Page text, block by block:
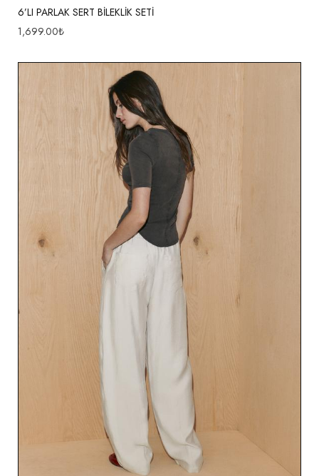
6’LI PARLAK SERT BİLEKLİK SETİ
1,699.00₺